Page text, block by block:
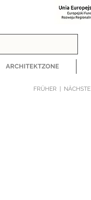
ARCHITEKTZONE
FRÜHER NÄCHSTE